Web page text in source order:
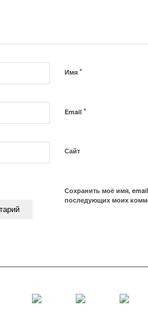
Имя *
Email *
Сайт
Сохранить моё имя,
последующих моих